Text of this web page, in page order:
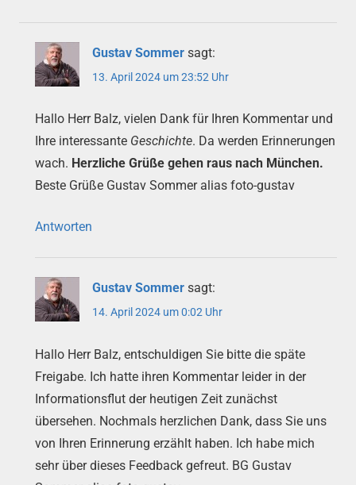
Gustav Sommer sagt:
13. April 2024 um 23:52 Uhr
Hallo Herr Balz, vielen Dank für Ihren Kommentar und
Ihre interessante Geschichte. Da werden Erinnerungen
wach. Herzliche Grüße gehen raus nach München.
Beste Grüße Gustav Sommer alias foto-gustav
Antworten
Gustav Sommer sagt:
14. April 2024 um 0:02 Uhr
Hallo Herr Balz, entschuldigen Sie bitte die späte
Freigabe. Ich hatte ihren Kommentar leider in der
Informationsflut der heutigen Zeit zunächst
übersehen. Nochmals herzlichen Dank, dass Sie uns
von Ihren Erinnerung erzählt haben. Ich habe mich
sehr über dieses Feedback gefreut. BG Gustav